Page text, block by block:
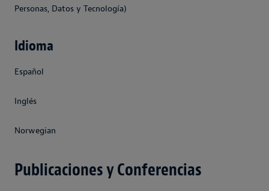
Personas, Datos y Tecnología)
Idioma
Español
Inglés
Norwegian
Publicaciones y Conferencias